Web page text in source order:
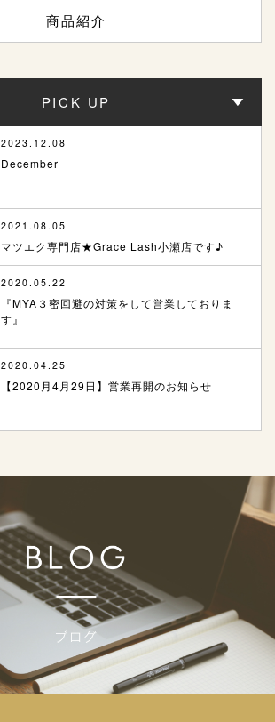
商品紹介
PICK UP
2023.12.08
December
2021.08.05
マツエク専門店★Grace Lash小瀬店です♪
2020.05.22
『MYA３密回避の対策をして営業しておりま
す』
2020.04.25
【2020月4月29日】営業再開のお知らせ